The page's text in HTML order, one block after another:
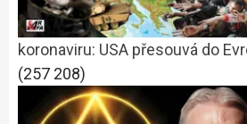
koronaviru: USA přesouvá do
(257 208)